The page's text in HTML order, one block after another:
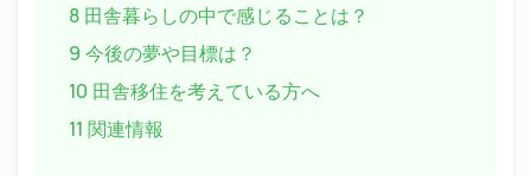
8 田舎暮らしの中で感じることは？
9 今後の夢や目標は？
10 田舎移住を考えている方へ
11 関連情報